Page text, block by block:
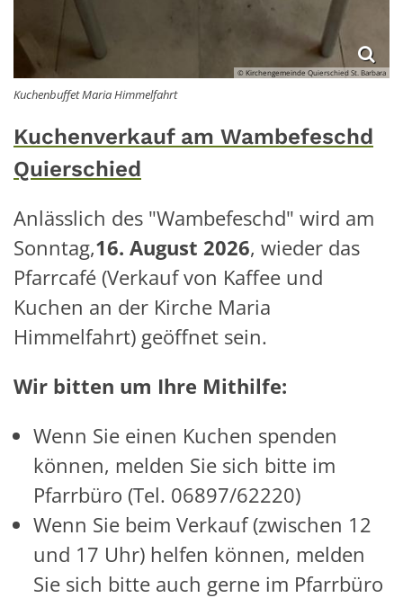
© Kirchengemeinde Quierschied St. Barbara
Kuchenbuffet Maria Himmelfahrt
Kuchenverkauf am Wambefeschd
Quierschied
Anlässlich des "Wambefeschd" wird am
Sonntag,16. August 2026, wieder das
Pfarrcafé (Verkauf von Kaffee und
Kuchen an der Kirche Maria
Himmelfahrt) geöffnet sein.
Wir bitten um Ihre Mithilfe:
Wenn Sie einen Kuchen spenden
können, melden Sie sich bitte im
Pfarrbüro (Tel. 06897/62220)
Wenn Sie beim Verkauf (zwischen 12
und 17 Uhr) helfen können, melden
Sie sich bitte auch gerne im Pfarrbüro